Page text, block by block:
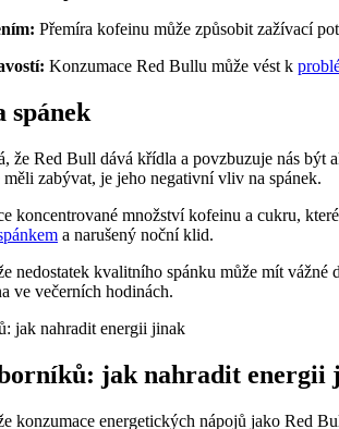
Přemíra kofeinu může způsobit zažívací
Konzumace Red Bullu může vést k
spánek
že Red Bull dává křídla a povzbuzuje nás být
měli zabývat, je jeho negativní vliv na spánek.
koncentrované množství kofeinu a cukru,
a narušený noční klid.
nedostatek kvalitního spánku může mít
ve večerních hodinách.
jak nahradit energii
konzumace energetických nápojů jako Red